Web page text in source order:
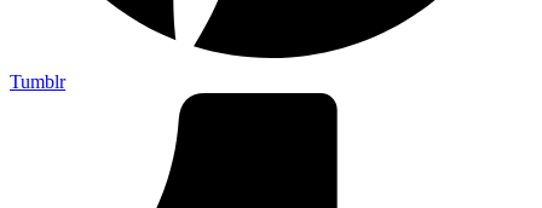
Tumblr